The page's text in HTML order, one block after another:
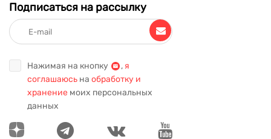
Подписаться на рассылку
Нажимая на кнопку , я
соглашаюсь на обработку и
хранение моих персональных
данных